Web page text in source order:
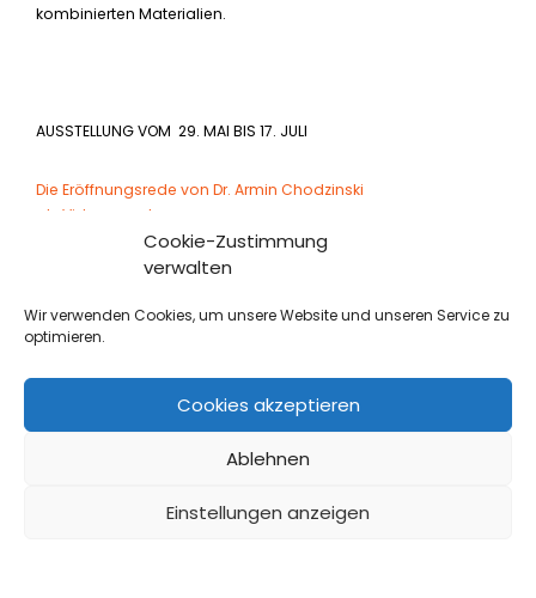
Cookie-Zustimmung
verwalten
Wir verwenden Cookies, um unsere Website und unseren Service zu
optimieren.
Cookies akzeptieren
Ablehnen
Einstellungen anzeigen
kombinierten Materialien.
AUSSTELLUNG VOM 29. MAI BIS 17. JULI
Die Eröffnungsrede von Dr. Armin Chodzinski
als Video ansehen.
GALERIEVEREIN LEONBERG E.V.| ZWERCHSTRASSE 27 | 71229 L
TELEFON 07152 399 182